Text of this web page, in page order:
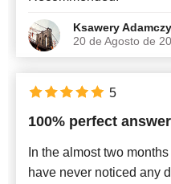
Ksawery
20 de Agosto de
100% perfect
In the almost two
have never noticed any
5